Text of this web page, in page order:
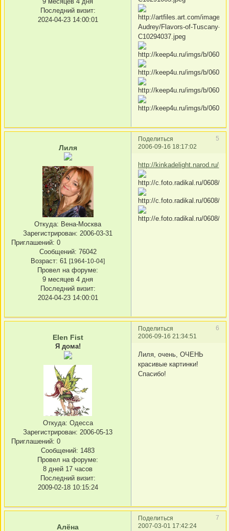
Последний визит:
2024-04-23 14:00:01
Поделиться
5
2006-09-16 18:17:02
Лиля
Откуда: Вена-Москва
Зарегистрирован: 2006-03-31
Приглашений: 0
Сообщений: 76042
Возраст: 61 [1964-10-04]
Провел на форуме:
9 месяцев 4 дня
Последний визит:
2024-04-23 14:00:01
http://kinkadelight.narod.ru/
Поделиться
6
2006-09-16 21:34:51
Elen Fist
Я дома!
Откуда: Одесса
Зарегистрирован: 2006-05-13
Приглашений: 0
Сообщений: 1483
Провел на форуме:
8 дней 17 часов
Последний визит:
2009-02-18 10:15:24
Лиля, очень, ОЧЕНЬ
красивые картинки!
Спасибо!
Поделиться
7
2007-03-01 17:42:24
Алёна